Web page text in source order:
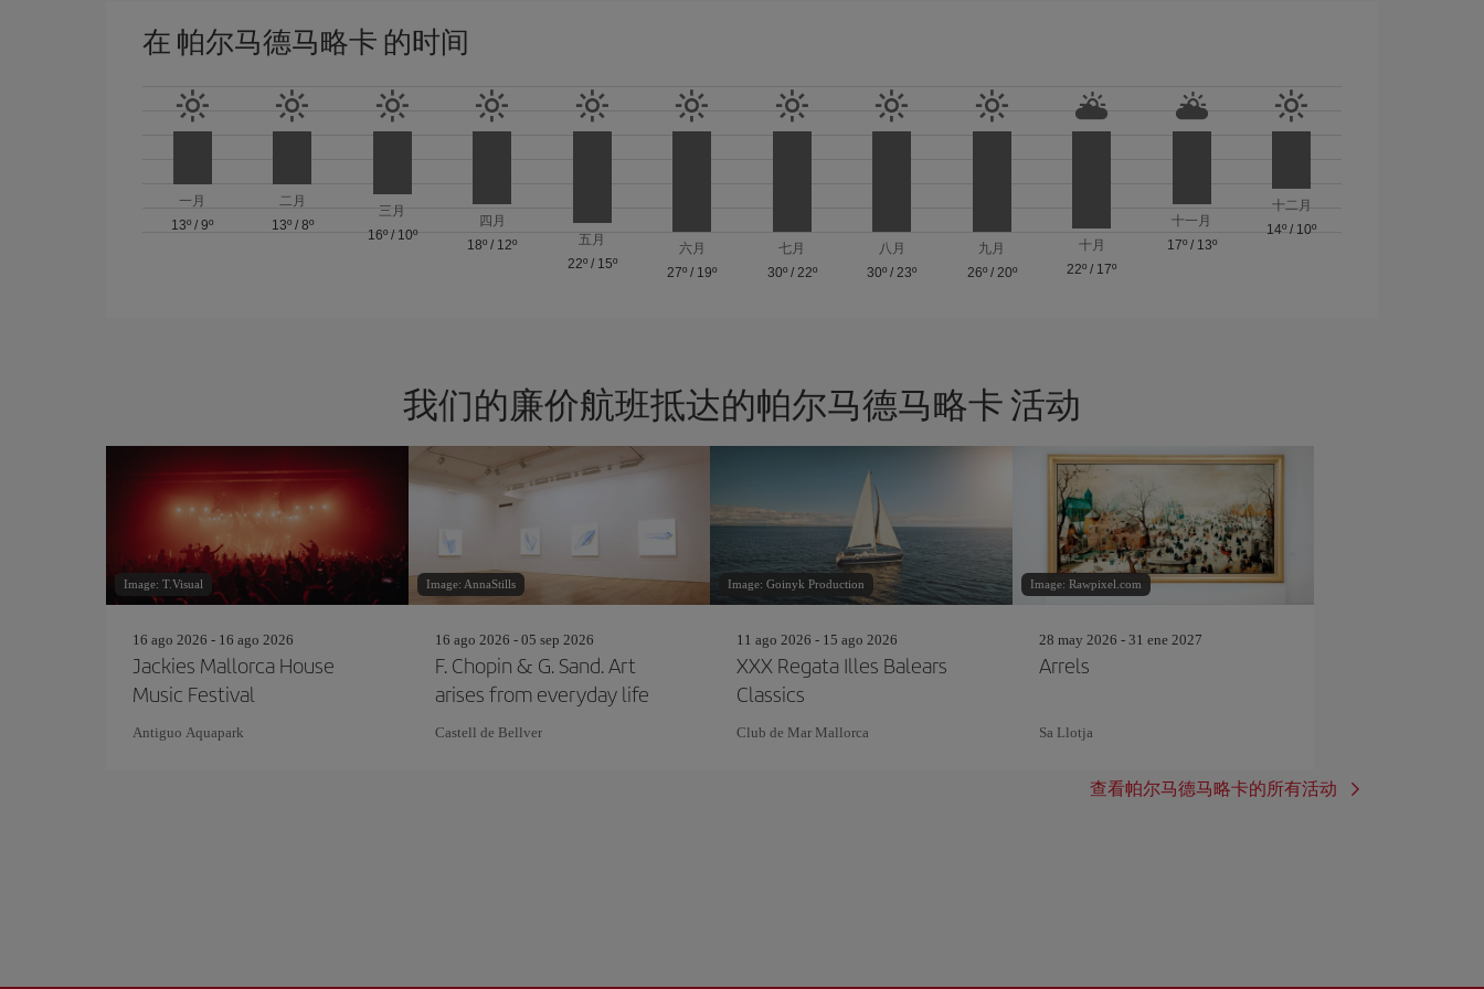
在 帕尔马德马略卡 的时间
一月
13º /9º
二月
13º/ 8º
三月
16º/ 10º
四月
18º / 12º
五月
22º/ 15º
六月
27º / 19º
七月
30º/ 22º
八月
30º / 23º
九月
26º/ 20º
十月
22º / 17º
十一月
17º/ 13º
十二月
14º / 10º
我们的廉价航班抵达的帕尔马德马略卡 活动
Image: T.Visual
16 ago 2026 - 16 ago 2026
Jackies Mallorca House
Music Festival
Antiguo Aquapark
Image: AnnaStills
16 ago 2026 - 05 sep 2026
F. Chopin & G. Sand. Art
arises from everyday life
Castell de Bellver
Image: Goinyk Production
11 ago 2026 - 15 ago 2026
XXX Regata Illes Balears
Classics
Club de Mar Mallorca
Image: Rawpixel.com
28 may 2026 - 31 ene 2027
Arrels
Sa Llotja
查看帕尔马德马略卡的所有活动